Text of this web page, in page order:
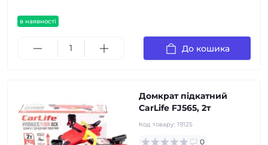
в наявності
До кошика
Домкрат підкатний
CarLife FJ565, 2т
Код товару: 19125
0